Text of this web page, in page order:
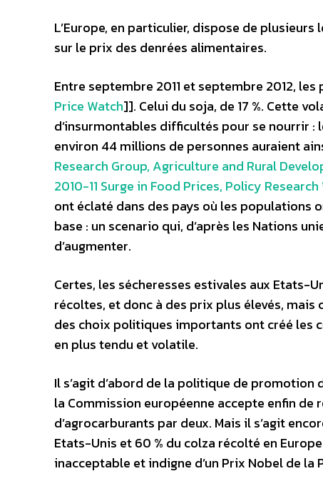
L’Europe, en particulier, dispose de
sur le prix des denrées alimentaires.
Entre septembre 2011 et septembre 2012,
Price Watch]]. Celui du soja, de 17 %. Cette
d’insurmontables difficultés pour se nourrir
environ 44 millions de personnes auraient
Research Group, Agriculture and Rural
2010-11 Surge in Food Prices, Policy
ont éclaté dans des pays où les populations
base : un scenario qui, d’après les Nations
d’augmenter.
Certes, les sécheresses estivales aux Etats-
récoltes, et donc à des prix plus élevés,
des choix politiques importants ont créé les
en plus tendu et volatile.
Il s’agit d’abord de la politique de
la Commission européenne accepte enfin
d’agrocarburants par deux. Mais il s’agit
Etats-Unis et 60 % du colza récolté en
inacceptable et indigne d’un Prix Nobel de la